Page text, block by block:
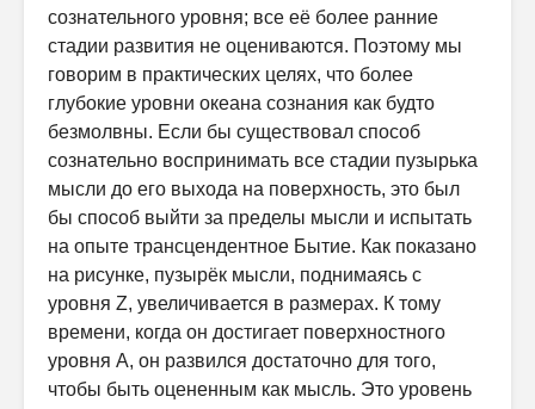
сознательного уровня; все её более ранние
стадии развития не оцениваются. Поэтому мы
говорим в практических целях, что более
глубокие уровни океана сознания как будто
безмолвны. Если бы существовал способ
сознательно воспринимать все стадии пузырька
мысли до его выхода на поверхность, это был
бы способ выйти за пределы мысли и испытать
на опыте трансцендентное Бытие. Как показано
на рисунке, пузырёк мысли, поднимаясь с
уровня Z, увеличивается в размерах. К тому
времени, когда он достигает поверхностного
уровня А, он развился достаточно для того,
чтобы быть оцененным как мысль. Это уровень